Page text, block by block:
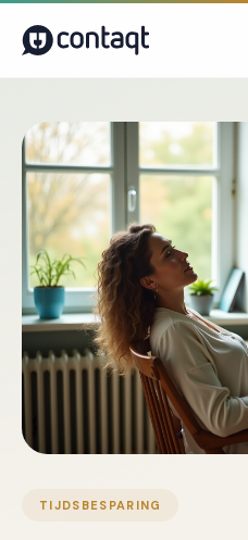
TIJDSBESPARING